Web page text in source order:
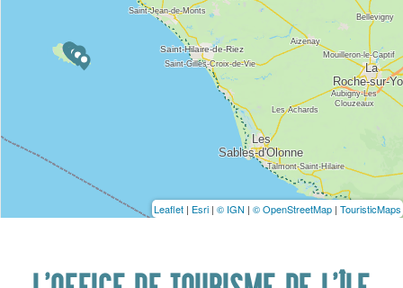
Leaflet | Esri | © IGN | © OpenStreetMap | TouristicMaps